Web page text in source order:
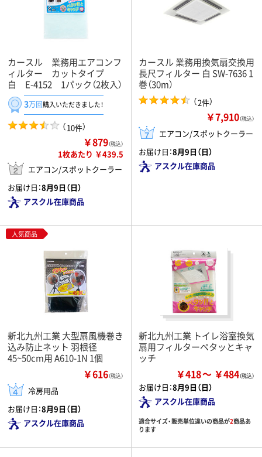
カースル 業務用エアコンフ
ィルター カットタイプ
白 E-4152 1パック（2枚入）
3万回購入いただきました！
（10件）
￥879（税込）
1枚あたり ￥439.5
エアコン/スポットクーラー
お届け日：8月9日（日）
アスクル在庫商品
カースル 業務用換気扇交換用
長尺フィルター 白 SW-7636 1
巻（30m）
（2件）
￥7,910（税込）
エアコン/スポットクーラー
お届け日：8月9日（日）
アスクル在庫商品
人気商品
新北九州工業 大型扇風機巻き
込み防止ネット 羽根径
45~50cm用 A610-1N 1個
￥616（税込）
冷房用品
お届け日：8月9日（日）
アスクル在庫商品
新北九州工業 トイレ浴室換気
扇用フィルターペタッとキャ
ッチ
￥418 ￥484
お届け日：8月9日（日）
アスクル在庫商品
適合サイズ・販売単位違いの商品が2商品あ
ります